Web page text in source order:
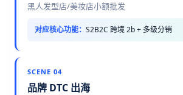
黑人发型店/美妆店小额批发
对应核心功能： S2B2C 跨境 2b + 多级分销
SCENE 04
品牌 DTC 出海